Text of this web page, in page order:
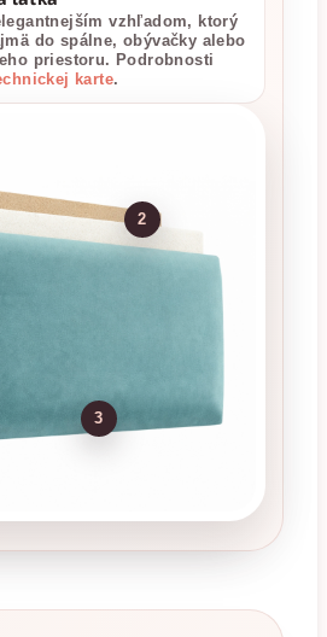
vzhľadom, ktorý
do spálne, obývačky alebo
priestoru. Podrobnosti
karte.
2
3